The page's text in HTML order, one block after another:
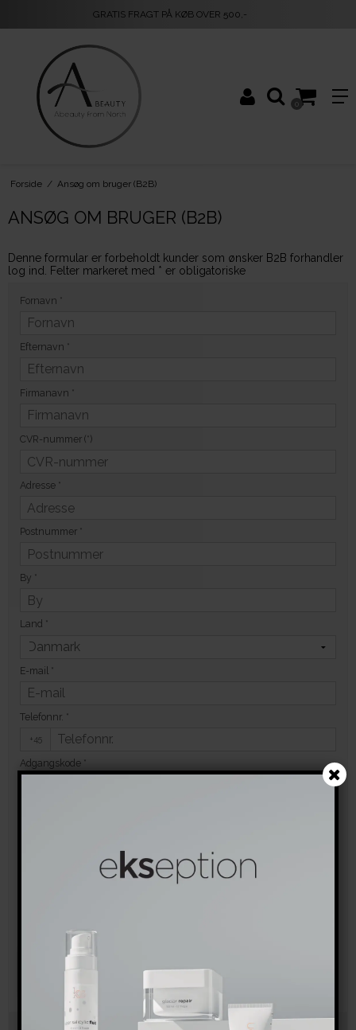
GRATIS FRAGT PÅ KØB OVER 500,-
0
Forside / Ansøg om bruger (B2B)
ANSØG OM BRUGER (B2B)
Denne formular er forbeholdt kunder som ønsker B2B forhandler
log ind. Felter markeret med * er obligatoriske
Fornavn *
Efternavn *
Firmanavn *
CVR-nummer (*)
Adresse *
Postnummer *
By *
Land *
E-mail *
Telefonnr. *
+45
Adgangskode *
Tilmeld dig vores nyhedsbrev
Bliv opdateret med specielle tilbud og nye produkter. Du kan afmelde
dig når du ønsker det.